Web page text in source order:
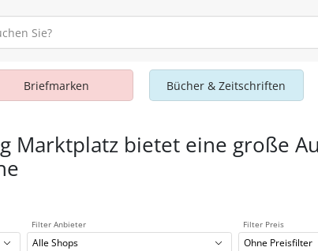
Briefmarken Bücher & Zeitschriften
Marktplatz bietet eine große
Filter Anbieter
Alle Shops
Filter Preis
Ohne Preisfilter